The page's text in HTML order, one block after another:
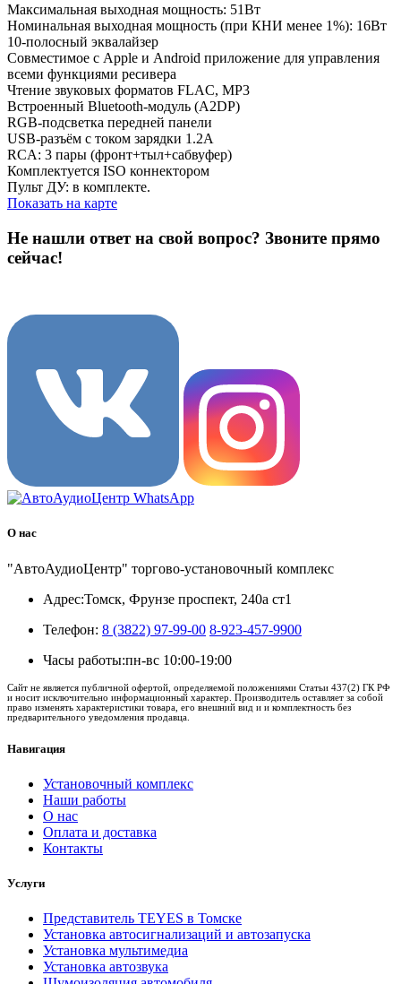
Максимальная выходная мощность: 51Вт
Номинальная выходная мощность (при КНИ менее 1%): 16Вт
10-полосный эквалайзер
Совместимое с Apple и Android приложение для управления
всеми функциями ресивера
Чтение звуковых форматов FLAC, MP3
Встроенный Bluetooth-модуль (A2DP)
RGB-подсветка передней панели
USB-разъём с током зарядки 1.2A
RCA: 3 пары (фронт+тыл+сабвуфер)
Комплектуется ISO коннектором
Пульт ДУ: в комплекте.
Показать на карте
Не нашли ответ на свой вопрос? Звоните прямо
сейчас!
О нас
"АвтоАудиоЦентр" торгово-установочный комплекс
Адрес:Томск, Фрунзе проспект, 240а ст1
Телефон: 8 (3822) 97-99-00 8-923-457-9900
Часы работы:пн-вс 10:00-19:00
Сайт не является публичной офертой, определяемой положениями Статьи 437(2) ГК РФ
и носит исключительно информационный характер. Производитель оставляет за собой
право изменять характеристики товара, его внешний вид и и комплектность без
предварительного уведомления продавца.
Навигация
Установочный комплекс
Наши работы
О нас
Оплата и доставка
Контакты
Услуги
Представитель TEYES в Томске
Установка автосигнализаций и автозапуска
Установка мультимедиа
Установка автозвука